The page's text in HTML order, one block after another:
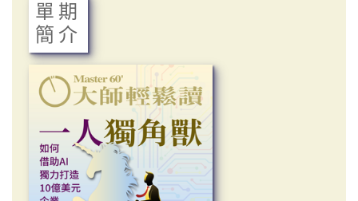
單期
簡介